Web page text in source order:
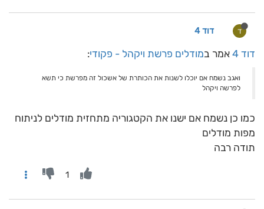
ד דוד 4
דוד 4 אמר במודלים פרשת ויקהל - פקודי:
ואגב נשמח אם יוכלו לשנות את הכותרת של אשכול זה מפרשת כי תשא
לפרשה ויקהל
כמו כן נשמח אם ישנו את הקטגוריה מתחזית מודלים לניתוח
מפות מודלים
תודה רבה
1